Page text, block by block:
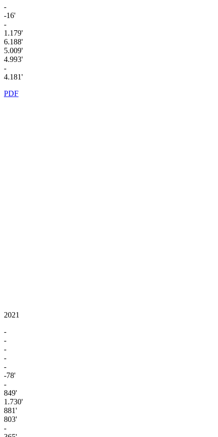
-
-16'
-
1.179'
6.188'
5.009'
4.993'
-
4.181'
PDF
2021
-
-
-
-
-
-78'
-
849'
1.730'
881'
803'
-